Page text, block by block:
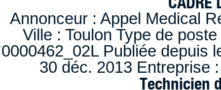
Annonceur : Appel Medical
Ville : Toulon Type de
0000462_02L Publiée depuis
30 déc. 2013
Technicien